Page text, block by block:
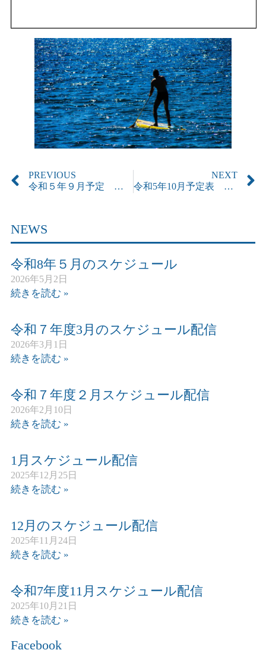
PREVIOUS
令和５年９月予定 更新しました
NEXT
令和5年10月予定表 更新しました
NEWS
令和8年５月のスケジュール
2026年5月2日
続きを読む »
令和７年度3月のスケジュール配信
2026年3月1日
続きを読む »
令和７年度２月スケジュール配信
2026年2月10日
続きを読む »
1月スケジュール配信
2025年12月25日
続きを読む »
12月のスケジュール配信
2025年11月24日
続きを読む »
令和7年度11月スケジュール配信
2025年10月21日
続きを読む »
Facebook